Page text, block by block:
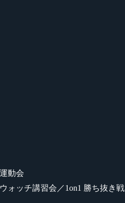
動会
ォッチ講習会／1on1 勝ち抜き戦